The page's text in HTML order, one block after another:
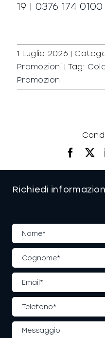
19 | 0376 174 0100
1 Luglio 2026 |
Promozioni | Tag:
Promozioni
Richiedi